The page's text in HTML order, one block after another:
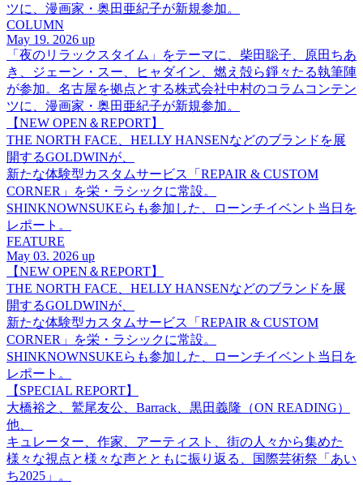
ツに、漫画家・奥田亜紀子が新規参加。
COLUMN
May 19. 2026 up
「夜のリラックスタイム」をテーマに、柴田聡子、原田ちあ
き、ジェーン・スー、ヒャダイン、燃え殻ら錚々たる執筆陣
が参加。名古屋を拠点とする株式会社中村のコラムコンテン
ツに、漫画家・奥田亜紀子が新規参加。
【NEW OPEN＆REPORT】
THE NORTH FACE、HELLY HANSENなどのブランドを展
開するGOLDWINが、
新たな体験型カスタムサービス「REPAIR & CUSTOM
CORNER」を栄・ラシックに常設。
SHINKNOWNSUKEらも参加した、ローンチイベント当日を
レポート。
FEATURE
May 03. 2026 up
【NEW OPEN＆REPORT】
THE NORTH FACE、HELLY HANSENなどのブランドを展
開するGOLDWINが、
新たな体験型カスタムサービス「REPAIR & CUSTOM
CORNER」を栄・ラシックに常設。
SHINKNOWNSUKEらも参加した、ローンチイベント当日を
レポート。
【SPECIAL REPORT】
大橋裕之、鷲尾友公、Barrack、黒田義隆（ON READING）
他、
キュレーター、作家、アーティスト、街の人々から集めた
様々な視点と様々な声とともに振り返る、国際芸術祭「あい
ち2025」。